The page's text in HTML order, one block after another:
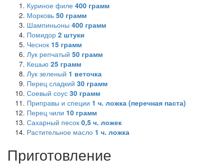
Куриное филе 400 грамм
Морковь 50 грамм
Шампиньоны 400 грамм
Помидор 2 штуки
Чеснок 15 грамм
Лук репчатый 50 грамм
Кешью 25 грамм
Лук зеленый 1 веточка
Перец сладкий 30 грамм
Соевый соус 30 грамм
Приправы и специи 1 ч. ложка (перечная паста)
Перец чили 10 грамм
Сахарный песок 0,5 ч. ложек
Растительное масло 1 ч. ложка
Приготовление